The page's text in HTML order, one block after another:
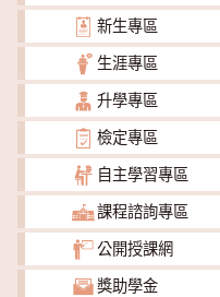
新生專區
生涯專區
升學專區
檢定專區
自主學習專區
課程諮詢專區
公開授課網
獎助學金